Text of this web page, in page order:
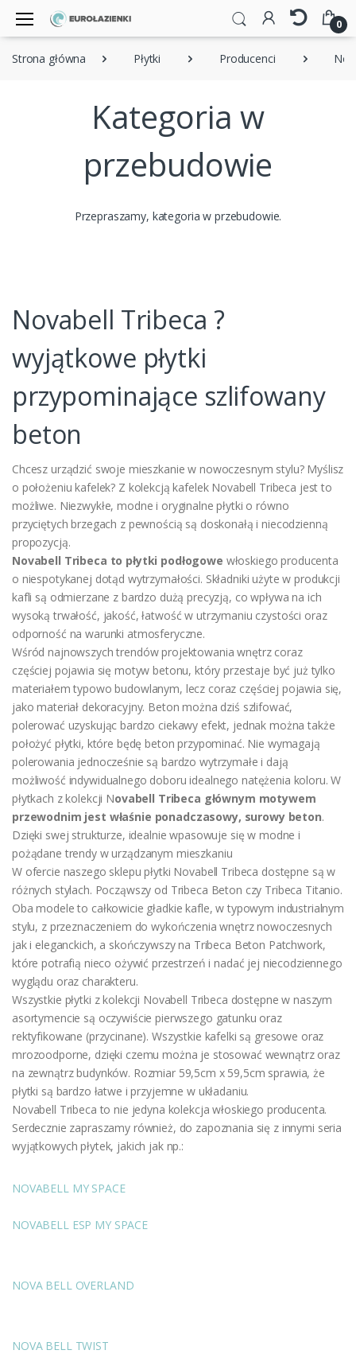
0
Strona główna Płytki Producenci
Kategoria w
przebudowie
Przepraszamy, kategoria w przebudowie.
Novabell Tribeca ?
wyjątkowe płytki
przypominające szlifowany
beton
Chcesz urządzić swoje mieszkanie w nowoczesnym stylu? Myślisz
o położeniu kafelek? Z kolekcją kafelek Novabell Tribeca jest to
możliwe. Niezwykłe, modne i oryginalne płytki o równo
przyciętych brzegach z pewnością są doskonałą i niecodzienną
propozycją.
Novabell Tribeca to płytki podłogowe włoskiego producenta
o niespotykanej dotąd wytrzymałości. Składniki użyte w produkcji
kafli są odmierzane z bardzo dużą precyzją, co wpływa na ich
wysoką trwałość, jakość, łatwość w utrzymaniu czystości oraz
odporność na warunki atmosferyczne.
Wśród najnowszych trendów projektowania wnętrz coraz
częściej pojawia się motyw betonu, który przestaje być już tylko
materiałem typowo budowlanym, lecz coraz częściej pojawia się,
jako materiał dekoracyjny. Beton można dziś szlifować,
polerować uzyskując bardzo ciekawy efekt, jednak można także
położyć płytki, które będę beton przypominać. Nie wymagają
polerowania jednocześnie są bardzo wytrzymałe i dają
możliwość indywidualnego doboru idealnego natężenia koloru. W
płytkach z kolekcji Novabell Tribeca głównym motywem
przewodnim jest właśnie ponadczasowy, surowy beton.
Dzięki swej strukturze, idealnie wpasowuje się w modne i
pożądane trendy w urządzanym mieszkaniu
W ofercie naszego sklepu płytki Novabell Tribeca dostępne są w
różnych stylach. Począwszy od Tribeca Beton czy Tribeca Titanio.
Oba modele to całkowicie gładkie kafle, w typowym industrialnym
stylu, z przeznaczeniem do wykończenia wnętrz nowoczesnych
jak i eleganckich, a skończywszy na Tribeca Beton Patchwork,
które potrafią nieco ożywić przestrzeń i nadać jej niecodziennego
wyglądu oraz charakteru.
Wszystkie płytki z kolekcji Novabell Tribeca dostępne w naszym
asortymencie są oczywiście pierwszego gatunku oraz
rektyfikowane (przycinane). Wszystkie kafelki są gresowe oraz
mrozoodporne, dzięki czemu można je stosować wewnątrz oraz
na zewnątrz budynków. Rozmiar 59,5cm x 59,5cm sprawia, że
płytki są bardzo łatwe i przyjemne w układaniu.
Novabell Tribeca to nie jedyna kolekcja włoskiego producenta.
Serdecznie zapraszamy również, do zapoznania się z innymi seria
wyjątkowych płytek, jakich jak np.:
NOVABELL MY SPACE
NOVABELL ESP MY SPACE
NOVA BELL OVERLAND
NOVA BELL TWIST